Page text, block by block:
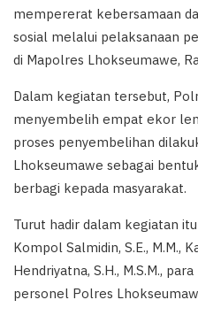
mempererat kebersamaan
sosial melalui pelaksanaan
di Mapolres Lhokseumawe,
Dalam kegiatan tersebut,
menyembelih empat ekor
proses penyembelihan
Lhokseumawe sebagai
berbagi kepada masyarakat.
Turut hadir dalam kegiatan
Kompol Salmidin, S.E., M.M.,
Hendriyatna, S.H., M.S.M.,
personel Polres